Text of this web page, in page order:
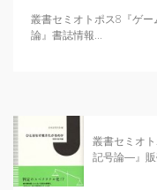
叢書セミオトポス8『ゲ
論』書誌情報...
叢書セミオ
記号論―』販